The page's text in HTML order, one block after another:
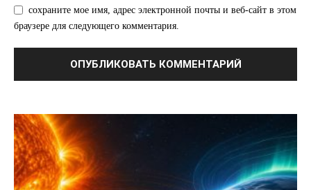
сохраните мое имя, адрес электронной почты и веб-сайт в этом
браузере для следующего комментария.